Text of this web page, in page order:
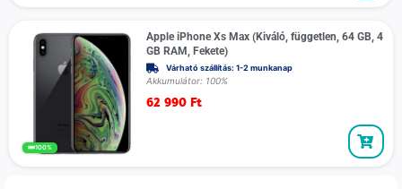
100%
Apple iPhone Xs Max (Kiváló, független, 64 GB, 4
GB RAM, Fekete)
Várható szállítás: 1-2 munkanap
Akkumulátor: 100%
62 990 Ft